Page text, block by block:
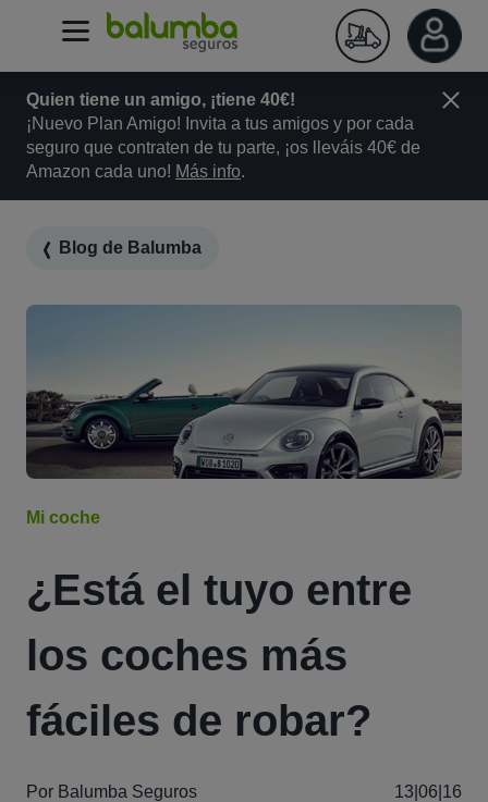
Quien tiene un amigo, ¡tiene 40€!
¡Nuevo Plan Amigo! Invita a tus amigos y por cada
seguro que contraten de tu parte, ¡os lleváis 40€ de
Amazon cada uno! Más info.
Blog de Balumba
Mi coche
¿Está el tuyo entre
los coches más
fáciles de robar?
Por Balumba Seguros 13|06|16